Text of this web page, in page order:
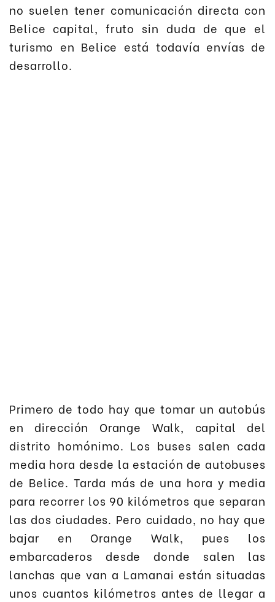
no suelen tener comunicación directa con
Belice capital, fruto sin duda de que el
turismo en Belice está todavía envías de
desarrollo.
Primero de todo hay que tomar un autobús
en dirección Orange Walk, capital del
distrito homónimo. Los buses salen cada
media hora desde la estación de autobuses
de Belice. Tarda más de una hora y media
para recorrer los 90 kilómetros que separan
las dos ciudades. Pero cuidado, no hay que
bajar en Orange Walk, pues los
embarcaderos desde donde salen las
lanchas que van a Lamanai están situadas
unos cuantos kilómetros antes de llegar a